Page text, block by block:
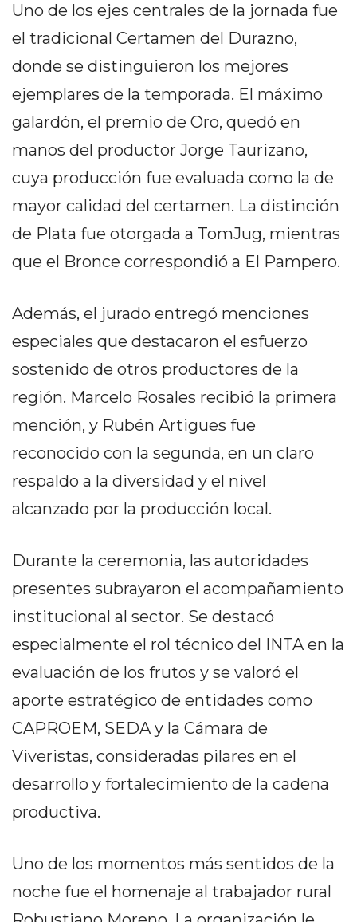
RESTAURANTES Y
PEDIDOS DE DELIVERY
POR WHATSAPP SIN QUE
SE TE PIERDA NINGUNO
Y
CONDICIONES
POLÍTICAS
PRIVACIDAD
MAPA
DEL
TAPA
DIA
DIARIO
DEPORTIVO
GRUPO
MEDIOS
INFOPBA
PUBLICITÁ
HOY
CLAVE
Uno de los ejes centrales de la jornada fue
el tradicional Certamen del Durazno,
donde se distinguieron los mejores
ejemplares de la temporada. El máximo
galardón, el premio de Oro, quedó en
manos del productor Jorge Taurizano,
cuya producción fue evaluada como la de
mayor calidad del certamen. La distinción
de Plata fue otorgada a TomJug, mientras
que el Bronce correspondió a El Pampero.
Además, el jurado entregó menciones
especiales que destacaron el esfuerzo
sostenido de otros productores de la
región. Marcelo Rosales recibió la primera
mención, y Rubén Artigues fue
reconocido con la segunda, en un claro
respaldo a la diversidad y el nivel
alcanzado por la producción local.
Durante la ceremonia, las autoridades
presentes subrayaron el acompañamiento
institucional al sector. Se destacó
especialmente el rol técnico del INTA en la
evaluación de los frutos y se valoró el
aporte estratégico de entidades como
CAPROEM, SEDA y la Cámara de
Viveristas, consideradas pilares en el
desarrollo y fortalecimiento de la cadena
productiva.
Uno de los momentos más sentidos de la
noche fue el homenaje al trabajador rural